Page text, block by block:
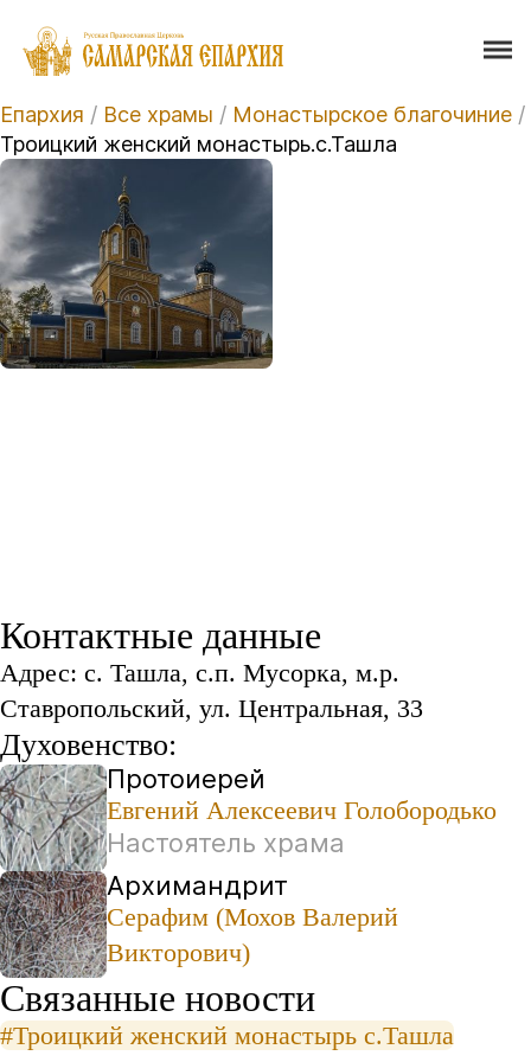
Епархия / Все храмы / Монастырское благочиние /
Троицкий женский монастырь.с.Ташла
Контактные данные
Адрес: с. Ташла, с.п. Мусорка, м.р.
Ставропольский, ул. Центральная, 33
Духовенство:
Протоиерей
Евгений Алексеевич Голобородько
Настоятель храма
Архимандрит
Серафим (Мохов Валерий
Викторович)
Связанные новости
#Троицкий женский монастырь с.Ташла